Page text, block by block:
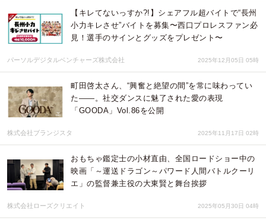
【キレてないっすか?!】シェアフル超バイトで“長州
小力キレさせ”バイトを募集〜西口プロレスファン必
見！選手のサインとグッズをプレゼント〜
パーソルデジタルベンチャーズ株式会社 2025年12月05日 05時
町田啓太さん、“興奮と絶望の間”を常に味わってい
た――。社交ダンスに魅了された愛の表現
「GOODA」Vol.86を公開
株式会社ブランジスタ 2025年11月17日 02時
おもちゃ鑑定士の小材直由、全国ロードショー中の
映画「～運送ドラゴン～パワード人間バトルクーリ
エ」の監督兼主役の大東賢と舞台挨拶
株式会社ローズクリエイト 2025年05月30日 04時